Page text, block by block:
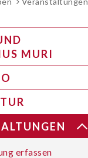
MURI
erfassen